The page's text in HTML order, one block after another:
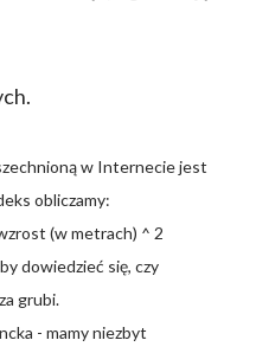
w Internecie jest
obliczamy:
(w metrach) ^ 2
dowiedzieć się, czy
grubi.
- mamy niezbyt